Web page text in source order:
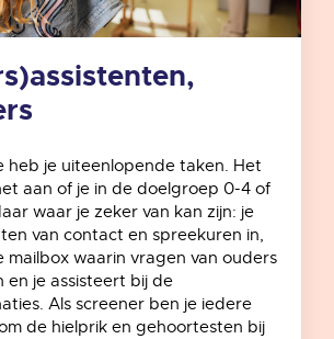
heb je uiteenlopende taken. Het
aan of je in de doelgroep 0-4 of
waar je zeker van kan zijn: je
van contact en spreekuren in,
mailbox waarin vragen van ouders
en je assisteert bij de
Als screener ben je iedere
de hielprik en gehoortesten bij